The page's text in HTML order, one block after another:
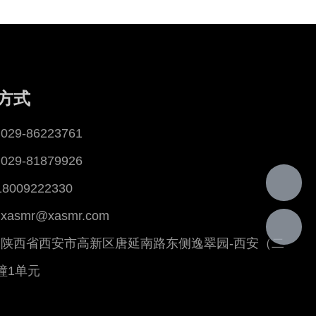
式
86223761
81879926
西省西安市高新区唐延南路东侧逸翠园-西安（二
1单元